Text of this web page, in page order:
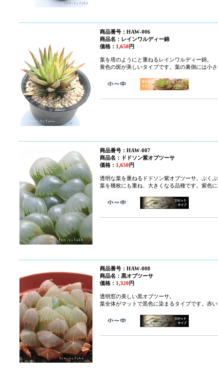
商品番号：HAW-006
商品名：レインワルディー錦
価格： 1,650 円
葉を塔のようにと重ねるレインワルディー錦。
黄色の斑が美しいタイプです。葉の裏側には小
商品番号：HAW-007
商品名：ドドソン紫オブツーサ
価格： 1,650 円
透明な葉を重ねるドドソン紫オブツーサ。ぷく
葉を幾枚にも重ね、大きくなる品種です。紫色
商品番号：HAW-008
商品名：黒オブツーサ
価格： 1,320 円
透明窓の美しい黒オブツーサ。
葉全体がマットで黒色に染まるタイプです。赤